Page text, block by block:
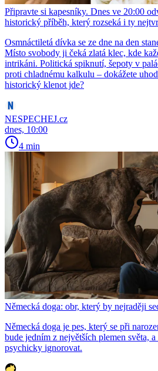
Připravte si kapesníky. Dnes ve 20:00
historický příběh, který rozseká i ty
Osmnáctiletá dívka se ze dne na den
Místo svobody ji čeká zlatá klec, kde
intrikáni. Politická spiknutí, šepoty v
proti chladnému kalkulu – dokážete
historický klenot jde?
NESPECHEJ.cz
dnes, 10:00
4 min
Německá doga: obr, který by nejraději
Německá doga je pes, který se při
bude jedním z největších plemen světa,
psychicky ignorovat.